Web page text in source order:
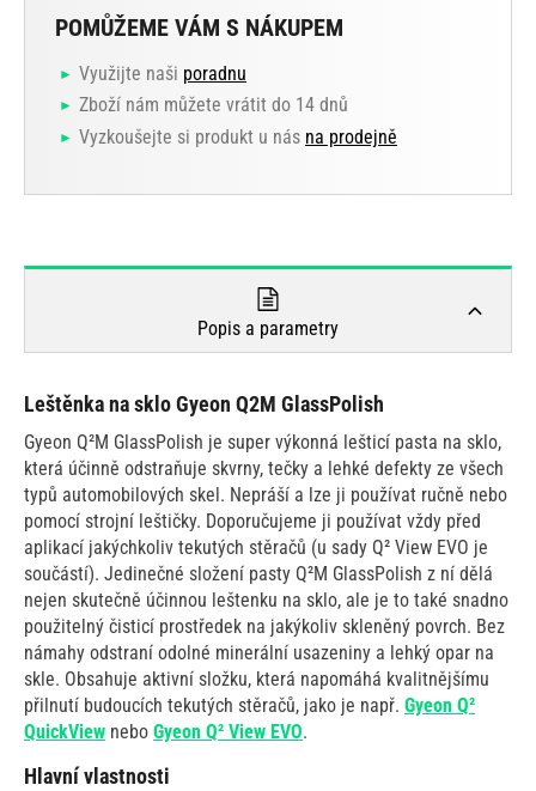
POMŮŽEME VÁM S NÁKUPEM
Využijte naši poradnu
Zboží nám můžete vrátit do 14 dnů
Vyzkoušejte si produkt u nás na prodejně
Popis a parametry
Leštěnka na sklo Gyeon Q2M GlassPolish
Gyeon Q²M GlassPolish je super výkonná lešticí pasta na sklo,
která účinně odstraňuje skvrny, tečky a lehké defekty ze všech
typů automobilových skel. Nepráší a lze ji používat ručně nebo
pomocí strojní leštičky. Doporučujeme ji používat vždy před
aplikací jakýchkoliv tekutých stěračů (u sady Q² View EVO je
součástí). Jedinečné složení pasty Q²M GlassPolish z ní dělá
nejen skutečně účinnou leštenku na sklo, ale je to také snadno
použitelný čisticí prostředek na jakýkoliv skleněný povrch. Bez
námahy odstraní odolné minerální usazeniny a lehký opar na
skle. Obsahuje aktivní složku, která napomáhá kvalitnějšímu
přilnutí budoucích tekutých stěračů, jako je např. Gyeon Q²
QuickView nebo Gyeon Q² View EVO.
Hlavní vlastnosti